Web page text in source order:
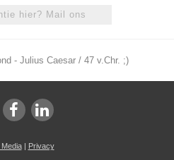
hier? Mail ons
- Julius Caesar / 47 v.Chr. ;)
| Privacy